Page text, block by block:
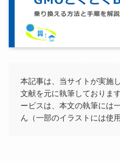
本記事は、当サイトが実施
文献を元に執筆しておりま
ービスは、本文の執筆には
ん（一部のイラストには使